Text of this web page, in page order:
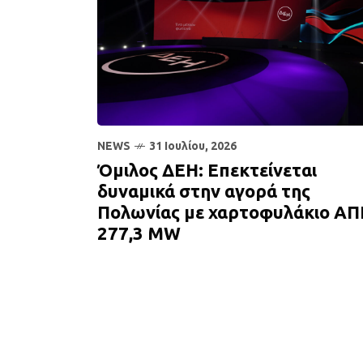
NEWS 31 Ιουλίου, 2026
Όμιλος ΔΕΗ: Επεκτείνεται
δυναμικά στην αγορά της
Πολωνίας με χαρτοφυλάκιο
277,3 MW